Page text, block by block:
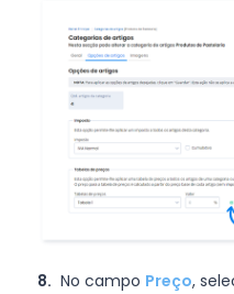
8. No campo Preço,